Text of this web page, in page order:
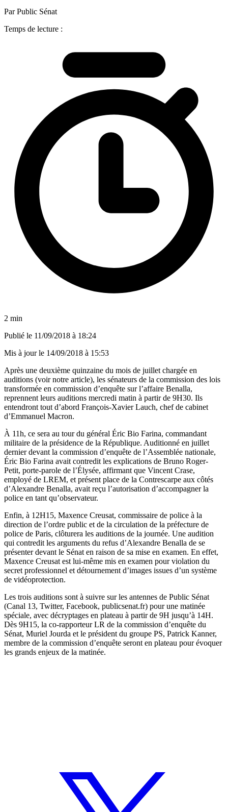
Par Public Sénat
Temps de lecture :
2 min
Publié le 11/09/2018 à 18:24
Mis à jour le 14/09/2018 à 15:53
Après une deuxième quinzaine du mois de juillet chargée en
auditions (voir notre article), les sénateurs de la commission des lois
transformée en commission d’enquête sur l’affaire Benalla,
reprennent leurs auditions mercredi matin à partir de 9H30. Ils
entendront tout d’abord François-Xavier Lauch, chef de cabinet
d’Emmanuel Macron.
À 11h, ce sera au tour du général Éric Bio Farina, commandant
militaire de la présidence de la République. Auditionné en juillet
dernier devant la commission d’enquête de l’Assemblée nationale,
Éric Bio Farina avait contredit les explications de Bruno Roger-
Petit, porte-parole de l’Élysée, affirmant que Vincent Crase,
employé de LREM, et présent place de la Contrescarpe aux côtés
d’Alexandre Benalla, avait reçu l’autorisation d’accompagner la
police en tant qu’observateur.
Enfin, à 12H15, Maxence Creusat, commissaire de police à la
direction de l’ordre public et de la circulation de la préfecture de
police de Paris, clôturera les auditions de la journée. Une audition
qui contredit les arguments du refus d’Alexandre Benalla de se
présenter devant le Sénat en raison de sa mise en examen. En effet,
Maxence Creusat est lui-même mis en examen pour violation du
secret professionnel et détournement d’images issues d’un système
de vidéoprotection.
Les trois auditions sont à suivre sur les antennes de Public Sénat
(Canal 13, Twitter, Facebook, publicsenat.fr) pour une matinée
spéciale, avec décryptages en plateau à partir de 9H jusqu’à 14H.
Dès 9H15, la co-rapporteur LR de la commission d’enquête du
Sénat, Muriel Jourda et le président du groupe PS, Patrick Kanner,
membre de la commission d’enquête seront en plateau pour évoquer
les grands enjeux de la matinée.